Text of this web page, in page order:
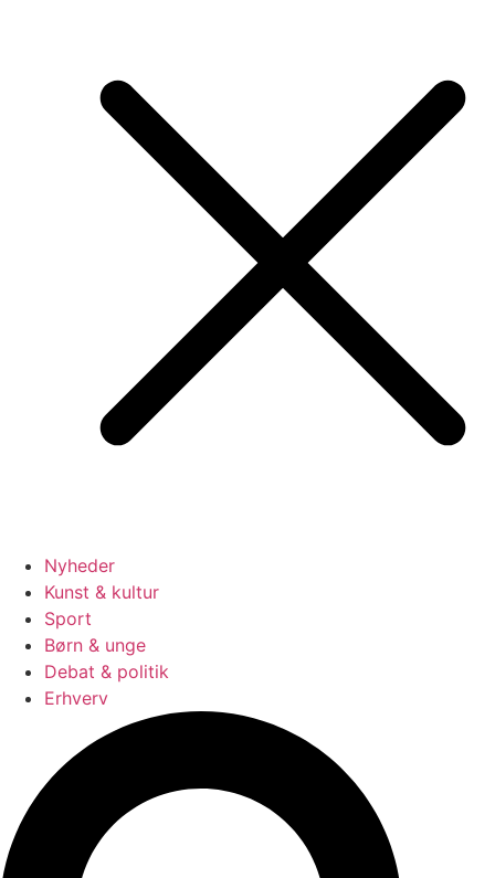
Nyheder
Kunst & kultur
Sport
Børn & unge
Debat & politik
Erhverv